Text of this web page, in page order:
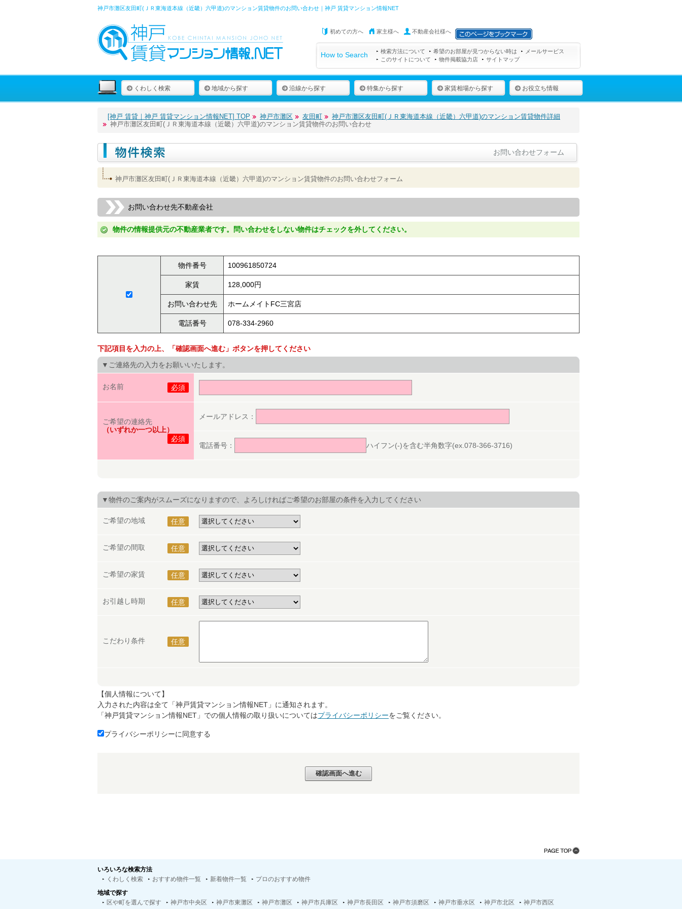
神戸市灘区友田町(ＪＲ東海道本線（近畿）六甲道)のマンション賃貸物件のお問い合わせ｜神戸 賃貸マンション情報NET
初めての方へ 家主様へ 不動産会社様へ
How to Search 検索方法について 希望のお部屋が見つからない時は
メールサービス
このサイトについて
物件掲載協力店 サイトマップ
くわしく検索 地域から探す 沿線から探す 特集から探す 家賃相場から探す お役立ち情報
[神戸 賃貸｜神戸 賃貸マンション情報NET] TOP 神戸市灘区 友田町
神戸市灘区友田町(ＪＲ東海道本線（近畿）六甲道)のマンション賃貸物件詳細
神戸市灘区友田町(ＪＲ東海道本線（近畿）六甲道)のマンション賃貸物件のお問い合わせ
お問い合わせフォーム
神戸市灘区友田町(ＪＲ東海道本線（近畿）六甲道)のマンション賃貸物件のお問い合わせフォーム
お問い合わせ先不動産会社
物件の情報提供元の不動産業者です。問い合わせをしない物件はチェックを外してください。
物件番号 100961850724
家賃 128,000円
お問い合わせ先 ホームメイトFC三宮店
電話番号 078-334-2960
下記項目を入力の上、「確認画面へ進む」ボタンを押してください
▼ご連絡先の入力をお願いいたします。
お名前 必須
ご希望の連絡先
（いずれか一つ以上）
必須
メールアドレス：
電話番号： ハイフン(-)を含む半角数字(ex.078-366-3716)
▼物件のご案内がスムーズになりますので、よろしければご希望のお部屋の条件を入力してください
ご希望の地域 任意
ご希望の間取 任意
ご希望の家賃 任意
お引越し時期 任意
こだわり条件 任意
【個人情報について】
入力された内容は全て「神戸賃貸マンション情報NET」に通知されます。
「神戸賃貸マンション情報NET」での個人情報の取り扱いについてはプライバシーポリシーをご覧ください。
プライバシーポリシーに同意する
いろいろな検索方法
くわしく検索
おすすめ物件一覧 新着物件一覧
プロのおすすめ物件
地域で探す
区や町を選んで探す
神戸市中央区 神戸市東灘区 神戸市灘区 神戸市兵庫区 神戸市長田区 神戸市須磨区 神戸市垂水区 神戸市北区 神戸市西区